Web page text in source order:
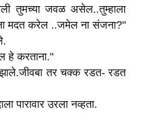
तुमच्या जवळ असेल..तुम्हाला
मदत करेल ..जमेल ना संजना?"
हे करताना."
तर चक्क रडत- रडत
पारावार उरला नव्हता.